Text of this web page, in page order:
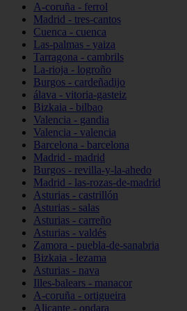
A-coruña - ferrol
Madrid - tres-cantos
Cuenca - cuenca
Las-palmas - yaiza
Tarragona - cambrils
La-rioja - logroño
Burgos - cardeñadijo
álava - vitoria-gasteiz
Bizkaia - bilbao
Valencia - gandia
Valencia - valencia
Barcelona - barcelona
Madrid - madrid
Burgos - revilla-y-la-ahedo
Madrid - las-rozas-de-madrid
Asturias - castrillón
Asturias - salas
Asturias - carreño
Asturias - valdés
Zamora - puebla-de-sanabria
Bizkaia - lezama
Asturias - nava
Illes-balears - manacor
A-coruña - ortigueira
Alicante - ondara